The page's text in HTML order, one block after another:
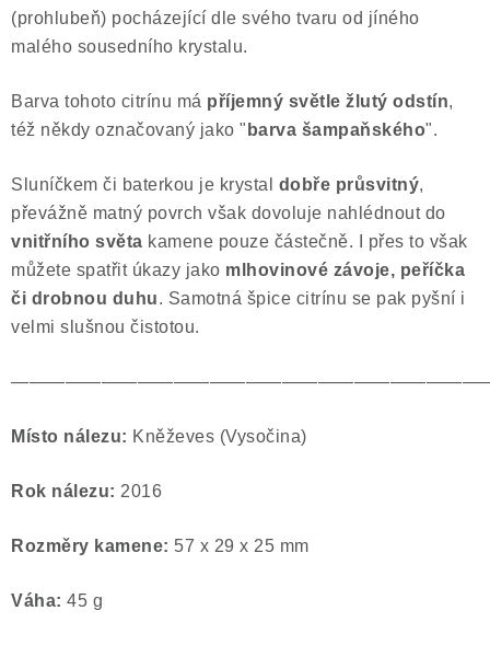
(prohlubeň) pocházející dle svého tvaru od jíného
malého sousedního krystalu.
Barva tohoto citrínu má příjemný světle žlutý odstín,
též někdy označovaný jako " barva šampaňského".
Sluníčkem či baterkou je krystal dobře průsvitný,
převážně matný povrch však dovoluje nahlédnout do
vnitřního světa kamene pouze částečně. I přes to však
můžete spatřit úkazy jako mlhovinové závoje, peříčka
či drobnou duhu. Samotná špice citrínu se pak pyšní i
velmi slušnou čistotou.
Místo nálezu: Kněževes (Vysočina)
Rok nálezu: 2016
Rozměry kamene: 57 x 29 x 25 mm
Váha: 45 g